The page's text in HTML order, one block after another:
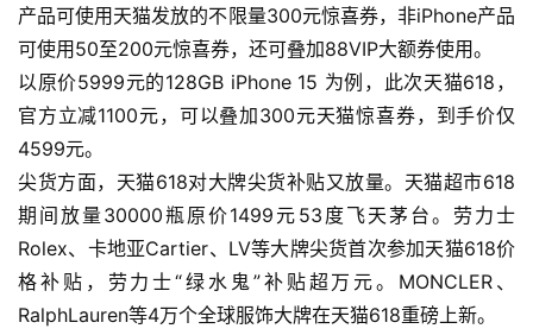
资
讯
业
消
费
生
活
产品可使用天猫发放的不限量300元惊喜券，非iPhone产品
可使用50至200元惊喜券，还可叠加88VIP大额券使用。
以原价5999元的128GB iPhone 15 为例，此次天猫618，
官方立减1100元，可以叠加300元天猫惊喜券，到手价仅
4599元。
尖货方面，天猫618对大牌尖货补贴又放量。天猫超市618
期间放量30000瓶原价1499元53度飞天茅台。劳力士
Rolex、卡地亚Cartier、LV等大牌尖货首次参加天猫618价
格补贴，劳力士“绿水鬼”补贴超万元。MONCLER、
RalphLauren等4万个全球服饰大牌在天猫618重磅上新。